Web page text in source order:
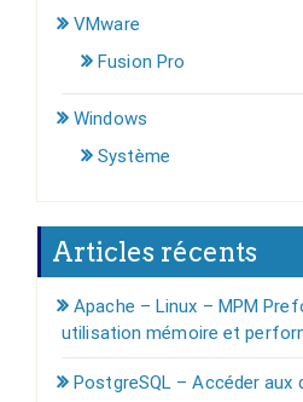
VMware
Fusion Pro
Windows
Système
Articles récents
Apache – Linux – MPM
utilisation mémoire et
PostgreSQL – Accéder aux